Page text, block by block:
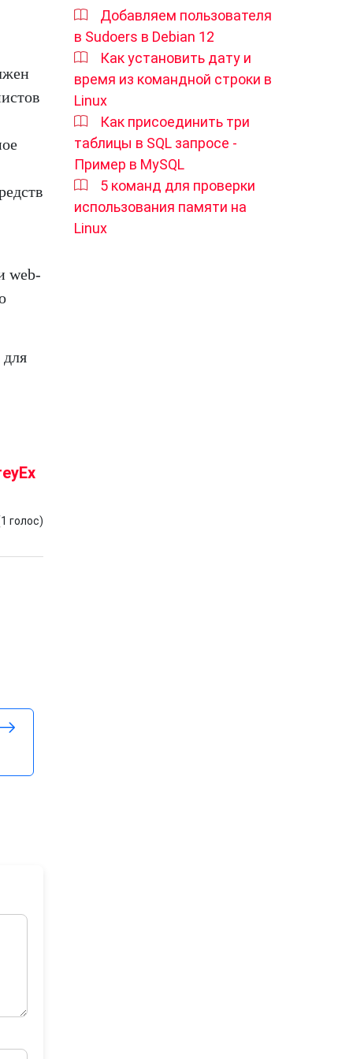
web-
1 голос)
Добавляем пользователя
в Sudoers в Debian 12
Как установить дату и
время из командной строки в
Linux
Как присоединить три
таблицы в SQL запросе -
Пример в MySQL
5 команд для проверки
использования памяти на
Linux